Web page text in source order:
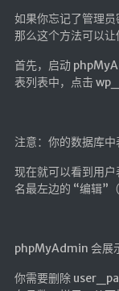
如果你忘记了管理员
那么这个方法可以让
首先，启动
表列表中，点击
注意：你的数据库中
现在就可以看到用
名最左边的 “编辑”
phpMyAdmin 会展
你需要删除